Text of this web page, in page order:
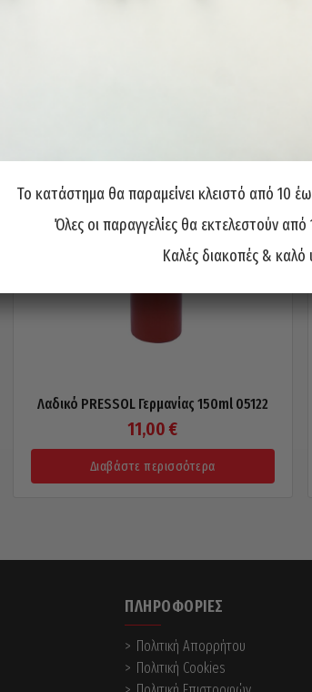
Λαδικό PRESSOL Γερμανίας 150ml 05122
11,00 €
Διαβάστε περισσότερα
ΠΛΗΡΟΦΟΡΊΕΣ
Πολιτική Απορρήτου
Πολιτική Cookies
Το κατάστημα θα παραμείνει κλειστό από 10
Όλες οι παραγγελίες θα εκτελεστούν
Καλές διακοπές & καλό